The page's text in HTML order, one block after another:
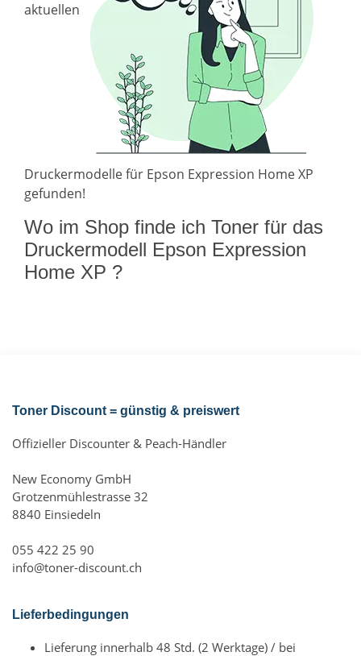
aktuellen
Druckermodelle für Epson Expression Home XP
gefunden!
Wo im Shop finde ich Toner für das
Druckermodell Epson Expression
Home XP ?
Toner Discount = günstig & preiswert
Offizieller Discounter & Peach-Händler
New Economy GmbH
Grotzenmühlestrasse 32
8840 Einsiedeln
055 422 25 90
info@toner-discount.ch
Lieferbedingungen
Lieferung innerhalb 48 Std. (2 Werktage) / bei